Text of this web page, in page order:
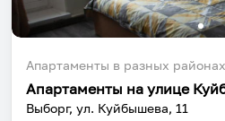
Апартаменты в разных
Апартаменты на улице
Выборг, ул. Куйбышева, 11